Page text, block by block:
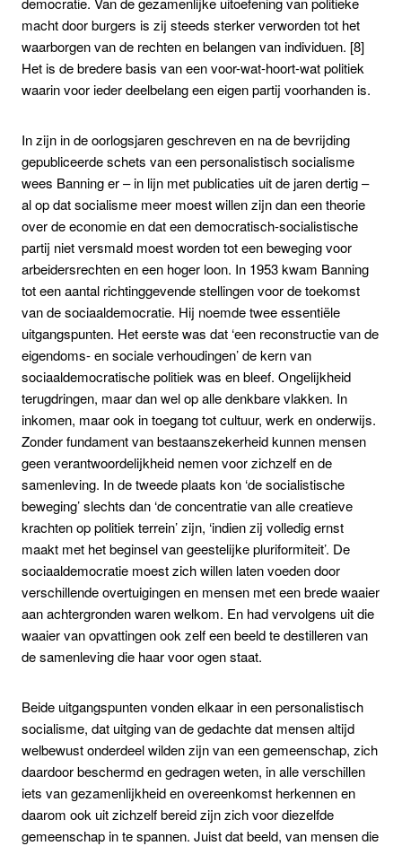
macht door burgers is zij steeds sterker verworden tot het
waarborgen van de rechten en belangen van individuen. [8]
Het is de bredere basis van een voor-wat-hoort-wat politiek
waarin voor ieder deelbelang een eigen partij voorhanden is.
In zijn in de oorlogsjaren geschreven en na de bevrijding
gepubliceerde schets van een personalistisch socialisme
wees Banning er – in lijn met publicaties uit de jaren dertig –
al op dat socialisme meer moest willen zijn dan een theorie
over de economie en dat een democratisch-socialistische
partij niet versmald moest worden tot een beweging voor
arbeidersrechten en een hoger loon. In 1953 kwam Banning
tot een aantal richtinggevende stellingen voor de toekomst
van de sociaaldemocratie. Hij noemde twee essentiële
uitgangspunten. Het eerste was dat ‘een reconstructie van de
eigendoms- en sociale verhoudingen’ de kern van
sociaaldemocratische politiek was en bleef. Ongelijkheid
terugdringen, maar dan wel op alle denkbare vlakken. In
inkomen, maar ook in toegang tot cultuur, werk en onderwijs.
Zonder fundament van bestaanszekerheid kunnen mensen
geen verantwoordelijkheid nemen voor zichzelf en de
samenleving. In de tweede plaats kon ‘de socialistische
beweging’ slechts dan ‘de concentratie van alle creatieve
krachten op politiek terrein’ zijn, ‘indien zij volledig ernst
maakt met het beginsel van geestelijke pluriformiteit’. De
sociaaldemocratie moest zich willen laten voeden door
verschillende overtuigingen en mensen met een brede waaier
aan achtergronden waren welkom. En had vervolgens uit die
waaier van opvattingen ook zelf een beeld te destilleren van
de samenleving die haar voor ogen staat.
Beide uitgangspunten vonden elkaar in een personalistisch
socialisme, dat uitging van de gedachte dat mensen altijd
welbewust onderdeel wilden zijn van een gemeenschap, zich
daardoor beschermd en gedragen weten, in alle verschillen
iets van gezamenlijkheid en overeenkomst herkennen en
daarom ook uit zichzelf bereid zijn zich voor diezelfde
gemeenschap in te spannen. Juist dat beeld, van mensen die